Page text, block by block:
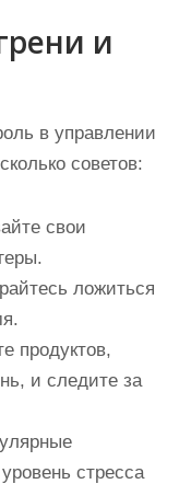
и
в управлении
советов:
свои
ложиться
продуктов,
и следите за
стресса